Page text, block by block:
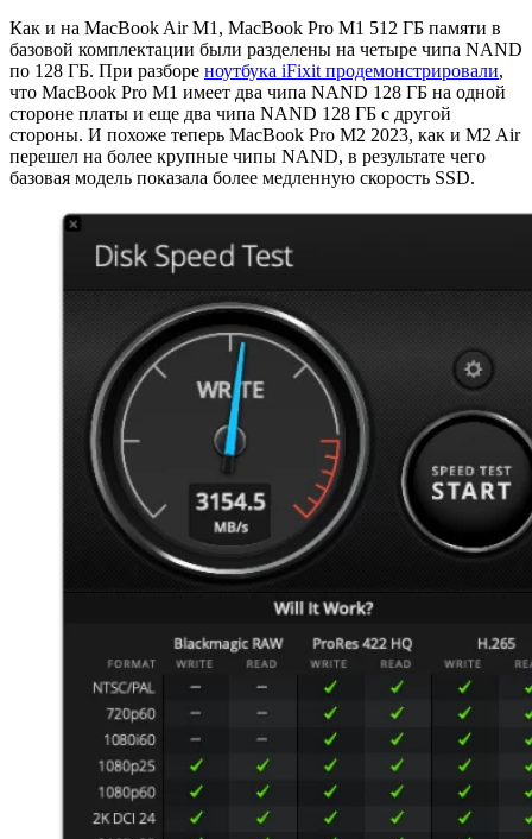
Как и на MacBook Air M1, MacBook Pro M1 512 ГБ памяти в
базовой комплектации были разделены на четыре чипа NAND
по 128 ГБ. При разборе ноутбука iFixit продемонстрировали,
что MacBook Pro M1 имеет два чипа NAND 128 ГБ на одной
стороне платы и еще два чипа NAND 128 ГБ с другой
стороны. И похоже теперь MacBook Pro M2 2023, как и M2 Air
перешел на более крупные чипы NAND, в результате чего
базовая модель показала более медленную скорость SSD.